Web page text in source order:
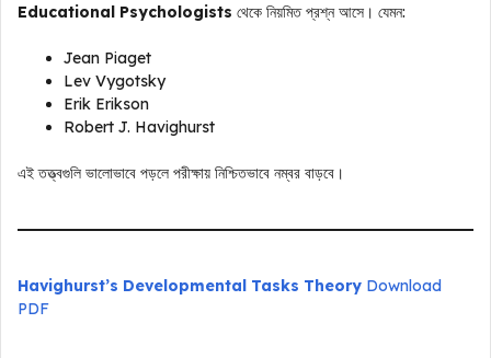
Educational Psychologists থেকে নিয়মিত প্রশ্ন আসে। যেমন:
Jean Piaget
Lev Vygotsky
Erik Erikson
Robert J. Havighurst
এই তত্ত্বগুলি ভালোভাবে পড়লে পরীক্ষায় নিশ্চিতভাবে নম্বর বাড়বে।
Havighurst’s Developmental Tasks Theory Download
PDF